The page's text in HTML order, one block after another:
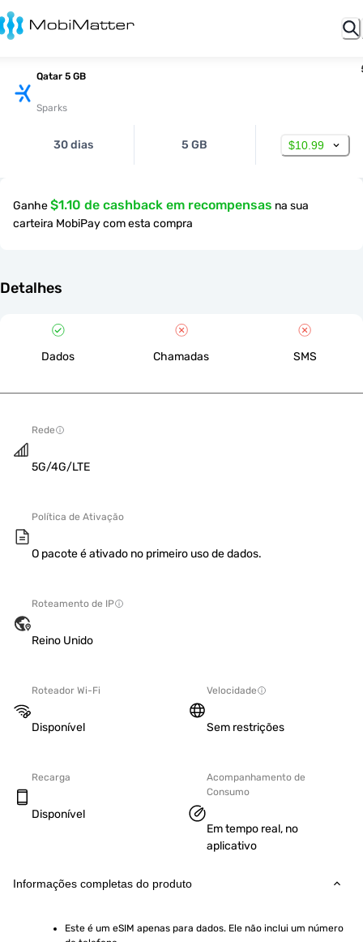
Qatar 5 GB
Sparks
30 dias 5 GB $10.99
Ganhe$1.10 de cashback em recompensas na sua
carteira MobiPay com esta compra
Detalhes
Dados Chamadas SMS
Rede
5G/4G/LTE
Política de Ativação
O pacote é ativado no primeiro uso de dados.
Roteamento de IP
Reino Unido
Roteador Wi-Fi
Disponível
Velocidade
Sem restrições
Recarga
Disponível
Acompanhamento de
Consumo
Em tempo real, no
aplicativo
Informações completas do produto
Este é um eSIM apenas para dados. Ele não inclui um número